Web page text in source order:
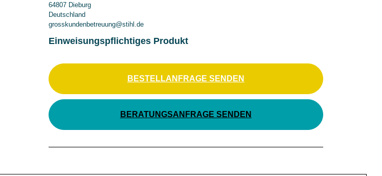
64807 Dieburg
Deutschland
grosskundenbetreuung@stihl.de
Einweisungspflichtiges Produkt
BESTELLANFRAGE SENDEN
BERATUNGSANFRAGE SENDEN